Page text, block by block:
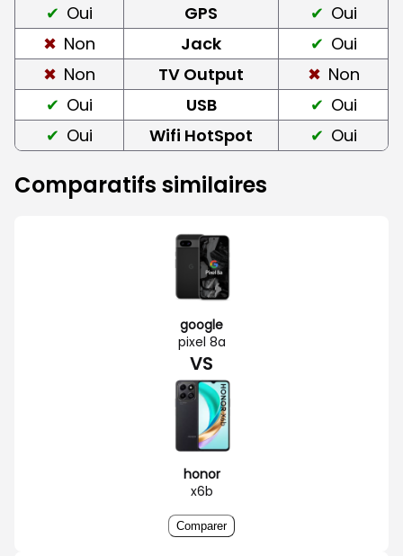
Oui
GPS
Oui
Non
Jack
Oui
Non
TV Output
Non
Oui
USB
Oui
Oui
Wifi HotSpot Oui
Comparatifs similaires
google
pixel 8a
VS
honor
x6b
Comparer